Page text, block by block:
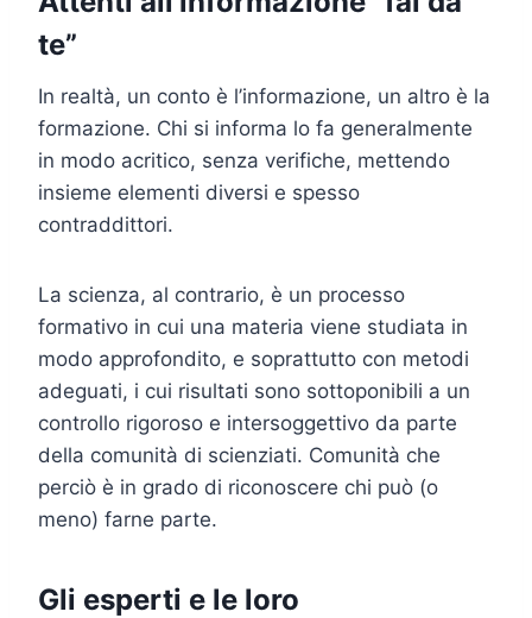
te”
In realtà, un conto è l’informazione, un altro è la
formazione. Chi si informa lo fa generalmente
in modo acritico, senza verifiche, mettendo
insieme elementi diversi e spesso
contraddittori.
La scienza, al contrario, è un processo
formativo in cui una materia viene studiata in
modo approfondito, e soprattutto con metodi
adeguati, i cui risultati sono sottoponibili a un
controllo rigoroso e intersoggettivo da parte
della comunità di scienziati. Comunità che
perciò è in grado di riconoscere chi può (o
meno) farne parte.
Gli esperti e le loro